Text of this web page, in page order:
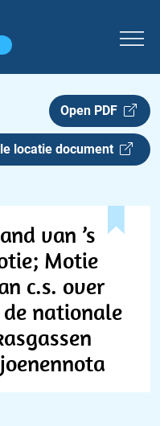
Open PDF
locatie document
van ’s
Motie
c.s. over
nationale